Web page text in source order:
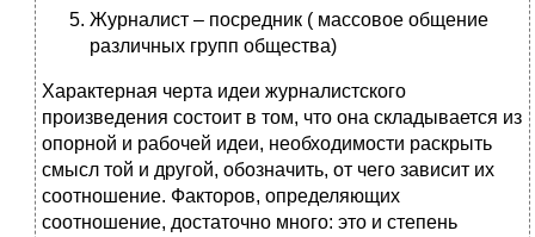
Журналист – посредник ( массовое общение
различных групп общества)
Характерная черта идеи журналистского
произведения состоит в том, что она складывается из
опорной и рабочей идеи, необходимости раскрыть
смысл той и другой, обозначить, от чего зависит их
соотношение. Факторов, определяющих
соотношение, достаточно много: это и степень